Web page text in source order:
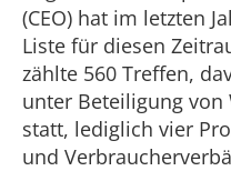
(CEO) hat im letzten
Liste für diesen
zählte 560 Treffen,
unter Beteiligung
statt, lediglich vier
und